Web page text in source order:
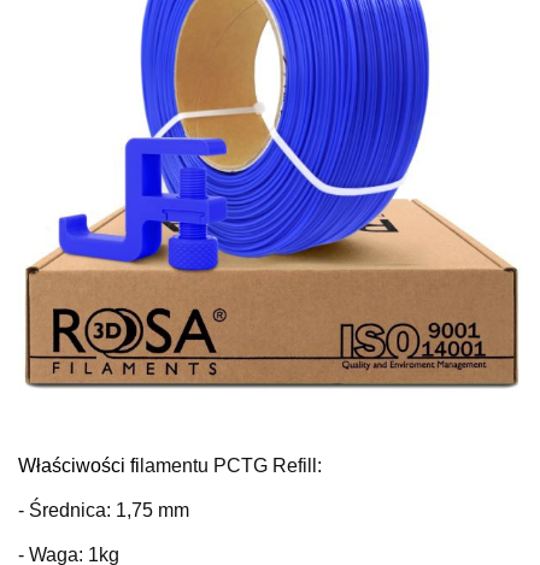
Właściwości fi lamentu PCTG Refill:
- Średnica: 1,75 mm
- Waga: 1kg